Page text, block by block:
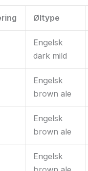
Øltype
Engelsk
dark mild
Engelsk
brown ale
Engelsk
brown ale
Engelsk